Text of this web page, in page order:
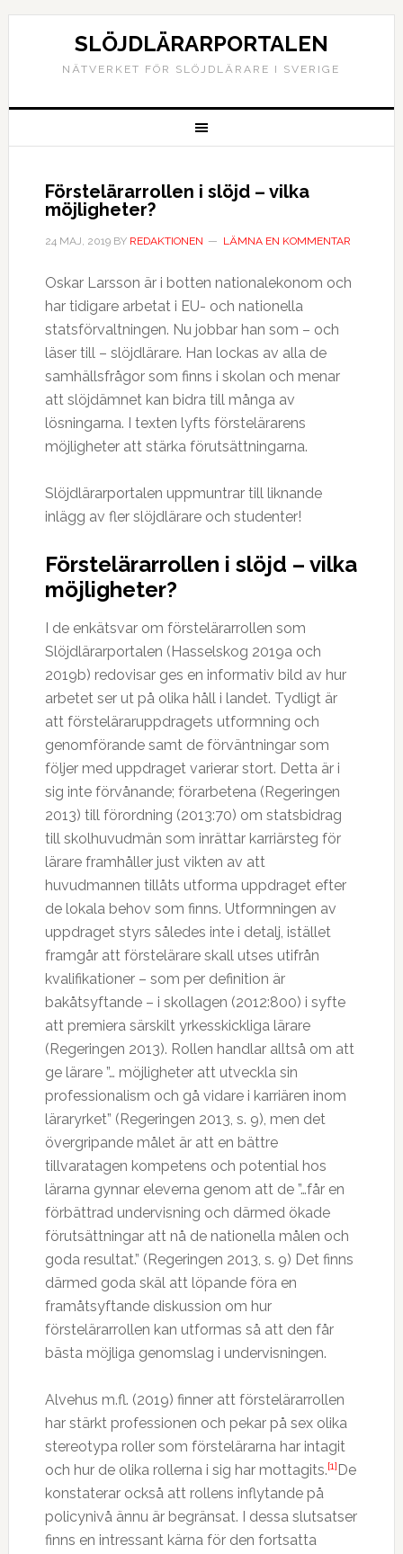
SLÖJDLÄRARPORTALEN
NÄTVERKET FÖR SLÖJDLÄRARE I SVERIGE
Förstelärarrollen i slöjd – vilka
möjligheter?
24 MAJ, 2019BY REDAKTIONEN LÄMNA EN KOMMENTAR
Oskar Larsson är i botten nationalekonom och
har tidigare arbetat i EU- och nationella
statsförvaltningen. Nu jobbar han som – och
läser till – slöjdlärare. Han lockas av alla de
samhällsfrågor som finns i skolan och menar
att slöjdämnet kan bidra till många av
lösningarna. I texten lyfts förstelärarens
möjligheter att stärka förutsättningarna.
Slöjdlärarportalen uppmuntrar till liknande
inlägg av fler slöjdlärare och studenter!
Förstelärarrollen i slöjd – vilka
möjligheter?
I de enkätsvar om förstelärarrollen som
Slöjdlärarportalen (Hasselskog 2019a och
2019b) redovisar ges en informativ bild av hur
arbetet ser ut på olika håll i landet. Tydligt är
att försteläraruppdragets utformning och
genomförande samt de förväntningar som
följer med uppdraget varierar stort. Detta är i
sig inte förvånande; förarbetena (Regeringen
2013) till förordning (2013:70) om statsbidrag
till skolhuvudmän som inrättar karriärsteg för
lärare framhåller just vikten av att
huvudmannen tillåts utforma uppdraget efter
de lokala behov som finns. Utformningen av
uppdraget styrs således inte i detalj, istället
framgår att förstelärare skall utses utifrån
kvalifikationer – som per definition är
bakåtsyftande – i skollagen (2012:800) i syfte
att premiera särskilt yrkesskickliga lärare
(Regeringen 2013). Rollen handlar alltså om att
ge lärare ”… möjligheter att utveckla sin
professionalism och gå vidare i karriären inom
läraryrket” (Regeringen 2013, s. 9), men det
övergripande målet är att en bättre
tillvaratagen kompetens och potential hos
lärarna gynnar eleverna genom att de ”…får en
förbättrad undervisning och därmed ökade
förutsättningar att nå de nationella målen och
goda resultat.” (Regeringen 2013, s. 9) Det finns
därmed goda skäl att löpande föra en
framåtsyftande diskussion om hur
förstelärarrollen kan utformas så att den får
bästa möjliga genomslag i undervisningen.
Alvehus m.fl. (2019) finner att förstelärarrollen
har stärkt professionen och pekar på sex olika
stereotypa roller som förstelärarna har intagit
och hur de olika rollerna i sig har mottagits.[1] De
konstaterar också att rollens inflytande på
policynivå ännu är begränsat. I dessa slutsatser
finns en intressant kärna för den fortsatta